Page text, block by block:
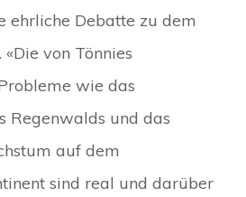
ehrliche Debatte zu dem
von Tönnies
wie das
Regenwalds und das
auf dem
sind real und darüber